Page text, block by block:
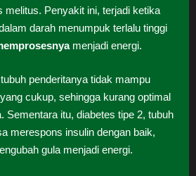
melitus. Penyakit ini, terjadi ketika
darah menumpuk terlalu tinggi
menjadi energi.
penderitanya tidak mampu
cukup, sehingga kurang optimal
Sementara itu, diabetes tipe 2, tubuh
merespons insulin dengan baik,
gula menjadi energi.